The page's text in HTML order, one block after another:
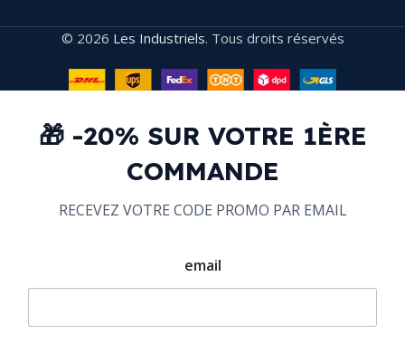
© 2026 Les Industriels. Tous droits réservés
🎁 -20% SUR VOTRE 1ÈRE
COMMANDE
RECEVEZ VOTRE CODE PROMO PAR EMAIL
email